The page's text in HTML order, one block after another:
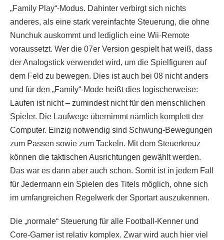
„Family Play“-Modus. Dahinter verbirgt sich nichts
anderes, als eine stark vereinfachte Steuerung, die ohne
Nunchuk auskommt und lediglich eine Wii-Remote
voraussetzt. Wer die 07er Version gespielt hat weiß, dass
der Analogstick verwendet wird, um die Spielfiguren auf
dem Feld zu bewegen. Dies ist auch bei 08 nicht anders
und für den „Family“-Mode heißt dies logischerweise:
Laufen ist nicht – zumindest nicht für den menschlichen
Spieler. Die Laufwege übernimmt nämlich komplett der
Computer. Einzig notwendig sind Schwung-Bewegungen
zum Passen sowie zum Tackeln. Mit dem Steuerkreuz
können die taktischen Ausrichtungen gewählt werden.
Das war es dann aber auch schon. Somit ist in jedem Fall
für Jedermann ein Spielen des Titels möglich, ohne sich
im umfangreichen Regelwerk der Sportart auszukennen.
Die „normale“ Steuerung für alle Football-Kenner und
Core-Gamer ist relativ komplex. Zwar wird auch hier viel